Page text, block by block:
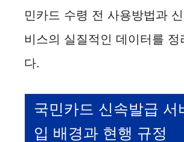
민카드 수령 전 사용방법과
비스의 실질적인 데이터를 정
다.
국민카드 신속발급 서
입 배경과 현행 규정